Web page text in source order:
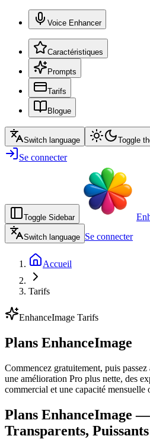
Voice Enhancer
Caractéristiques
Prompts
Tarifs
Blogue
Switch language Toggle
Se connecter
Toggle Sidebar
Switch language Se connecter
Accueil
Tarifs
EnhanceImage Tarifs
Plans EnhanceImage
Commencez gratuitement, puis
une amélioration Pro plus nette, des
commercial et une capacité mensuelle
Plans EnhanceImage
Transparents, Puissants